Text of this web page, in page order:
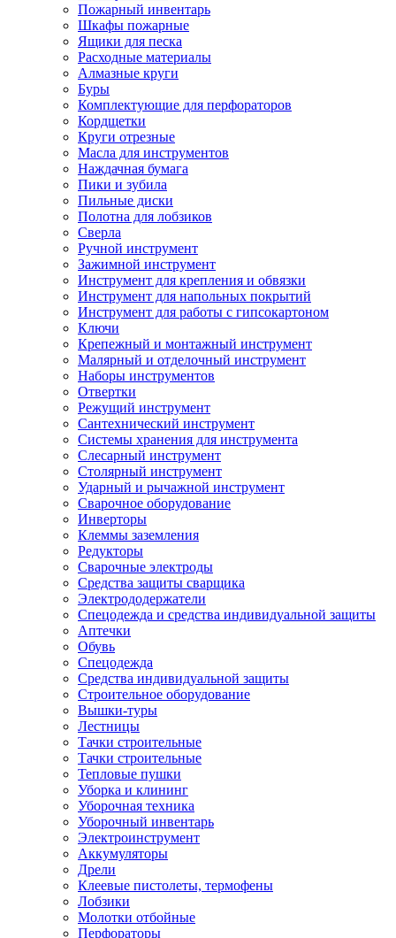
Пожарный инвентарь
Шкафы пожарные
Ящики для песка
Расходные материалы
Алмазные круги
Буры
Комплектующие для перфораторов
Кордщетки
Круги отрезные
Масла для инструментов
Наждачная бумага
Пики и зубила
Пильные диски
Полотна для лобзиков
Сверла
Ручной инструмент
Зажимной инструмент
Инструмент для крепления и обвязки
Инструмент для напольных покрытий
Инструмент для работы с гипсокартоном
Ключи
Крепежный и монтажный инструмент
Малярный и отделочный инструмент
Наборы инструментов
Отвертки
Режущий инструмент
Сантехнический инструмент
Системы хранения для инструмента
Слесарный инструмент
Столярный инструмент
Ударный и рычажной инструмент
Сварочное оборудование
Инверторы
Клеммы заземления
Редукторы
Сварочные электроды
Средства защиты сварщика
Электрододержатели
Спецодежда и средства индивидуальной защиты
Аптечки
Обувь
Спецодежда
Средства индивидуальной защиты
Строительное оборудование
Вышки-туры
Лестницы
Тачки строительные
Тачки строительные
Тепловые пушки
Уборка и клининг
Уборочная техника
Уборочный инвентарь
Электроинструмент
Аккумуляторы
Дрели
Клеевые пистолеты, термофены
Лобзики
Молотки отбойные
Перфораторы